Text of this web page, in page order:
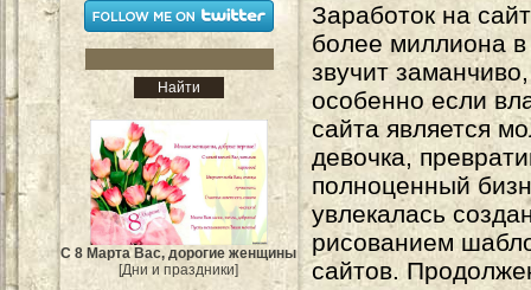
С 8 Марта Вас, дорогие женщины
[Дни и праздники]
Заработок на
более миллиона в
звучит заманчиво,
особенно если
сайта является
девочка,
полноценный
увлекалась
рисованием
сайтов.